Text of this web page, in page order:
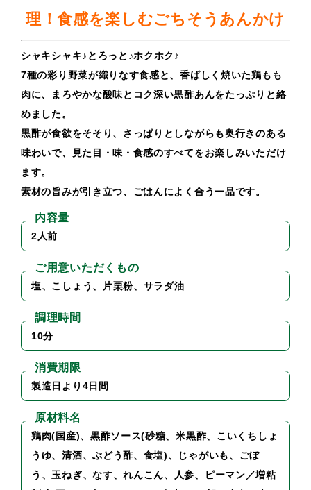
理！食感を楽しむごちそうあんかけ
シャキシャキ♪とろっと♪ホクホク♪
7種の彩り野菜が織りなす食感と、香ばしく焼いた鶏もも
肉に、まろやかな酸味とコク深い黒酢あんをたっぷりと絡
めました。
黒酢が食欲をそそり、さっぱりとしながらも奥行きのある
味わいで、見た目・味・食感のすべてをお楽しみいただけ
ます。
素材の旨みが引き立つ、ごはんによく合う一品です。
内容量
2人前
ご用意いただくもの
塩、こしょう、片栗粉、サラダ油
調理時間
10分
消費期限
製造日より4日間
原材料名
鶏肉(国産)、黒酢ソース(砂糖、米黒酢、こいくちしょ
うゆ、清酒、ぶどう酢、食塩)、じゃがいも、ごぼ
う、玉ねぎ、なす、れんこん、人参、ピーマン／増粘